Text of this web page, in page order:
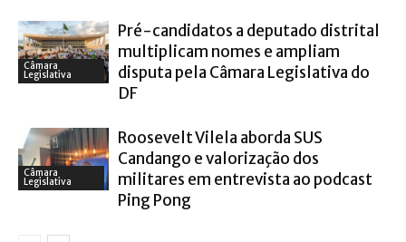
Câmara
Legislativa
Pré-candidatos a deputado distrital
multiplicam nomes e ampliam
disputa pela Câmara Legislativa do
DF
Câmara
Legislativa
Roosevelt Vilela aborda SUS
Candango e valorização dos
militares em entrevista ao podcast
Ping Pong